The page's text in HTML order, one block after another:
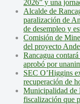
2026” y una
Alcalde de
paralización de
de desempleo y
Comisión de
del proyecto
Rancagua
aprobó por
SEC O’Higgins
recuperación de
Municipalidad de
fiscalización que